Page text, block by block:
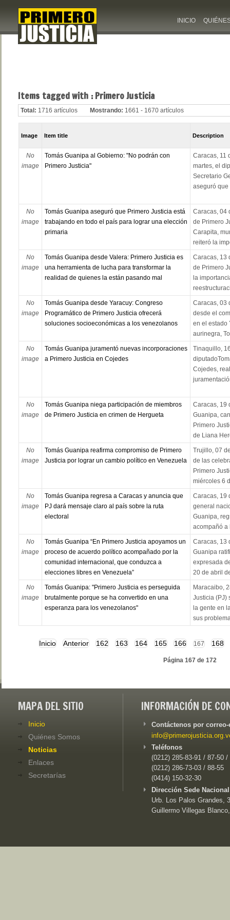
INICIO
Items tagged with : Primero Justicia
Total: 1716 artículos Mostrando: 1661 - 1670 artículos
Image Item title Description
No
image
Tomás Guanipa al Gobierno: "No podrán con
Primero Justicia"
Caracas, 11
martes, el
Secretario
aseguró que
No
image
Tomás Guanipa aseguró que Primero Justicia está
trabajando en todo el país para lograr una elección
primaria
Caracas, 04
de Primero
Carapita,
reiteró la
No
image
Tomás Guanipa desde Valera: Primero Justicia es
una herramienta de lucha para transformar la
realidad de quienes la están pasando mal
Caracas, 13
de Primero
la
No
image
Tomás Guanipa desde Yaracuy: Congreso
Programático de Primero Justicia ofrecerá
soluciones socioeconómicas a los venezolanos
Caracas, 03
desde el
en el estado
aurinegra,
No
image
Tomás Guanipa juramentó nuevas incorporaciones
a Primero Justicia en Cojedes
Tinaquillo,
Cojedes,
No
image
Tomás Guanipa niega participación de miembros
de Primero Justicia en crimen de Hergueta
Caracas, 19
Guanipa,
Primero
de Liana
No
image
Tomás Guanipa reafirma compromiso de Primero
Justicia por lograr un cambio político en Venezuela
Trujillo, 07
de las
Primero
miércoles 6
No
image
Tomás Guanipa regresa a Caracas y anuncia que
PJ dará mensaje claro al país sobre la ruta
electoral
Caracas, 19
general
Guanipa,
acompañó a
No
image
Tomás Guanipa “En Primero Justicia apoyamos un
proceso de acuerdo político acompañado por la
comunidad internacional, que conduzca a
elecciones libres en Venezuela”
Caracas, 13
Guanipa
expresada
20 de abril
No
image
Tomás Guanipa: "Primero Justicia es perseguida
brutalmente porque se ha convertido en una
esperanza para los venezolanos"
Maracaibo,
Justicia (PJ)
la gente en
sus
Inicio Anterior 162 163 164 165 166 167 168
Página 167 de 172
MAPA DEL SITIO
Inicio
Quiénes Somos
Noticias
Enlaces
Secretarías
INFORMACIÓN DE
Contáctenos por
Teléfonos
(0212) 285-83-91 / 87-50 /
(0212) 286-73-03 / 88-55
(0414) 150-32-30
Dirección Sede
Urb. Los Palos Grandes,
Guillermo Villegas